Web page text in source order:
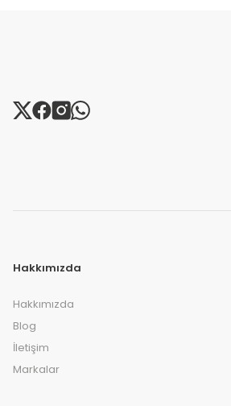
Hakkımızda
Hakkımızda
Blog
İletişim
Markalar